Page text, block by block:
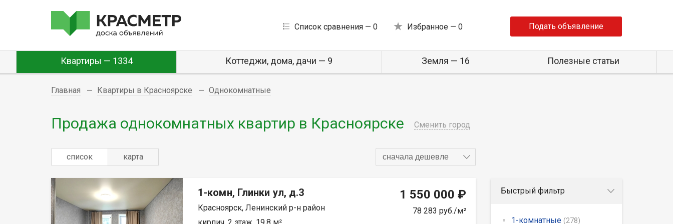
Список сравнения — 0 Избранное — 0 Подать объявление
Квартиры — 1334 Коттеджи, дома, дачи — 9 Земля — 16 Полезные статьи
Главная Квартиры в Красноярске Однокомнатные
Продажа однокомнатных квартир в Красноярске Сменить город
список карта сначала дешевле
1-комн, Глинки ул, д.3
Красноярск, Ленинский р-н район
1 550 000 ₽
78 283 руб./м²
Быстрый фильтр
1-комнатные (278)